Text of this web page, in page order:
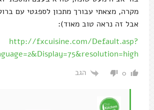
מקרה, מצאתי עבורך מתכון לספגטי עם
אבל זה נראה טוב מאוד):
http://fxcuisine.com/Default.asp?
0 הגב